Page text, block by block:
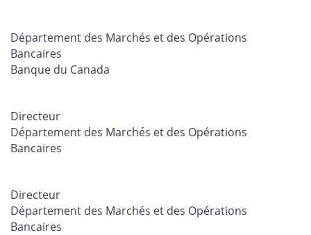
Département des Marchés et des Opérations
Bancaires
Banque du Canada
Directeur
Département des Marchés et des Opérations
Bancaires
Directeur
Département des Marchés et des Opérations
Bancaires